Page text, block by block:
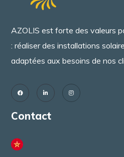
AZOLIS est forte des valeurs
: réaliser des installations
adaptées aux besoins de nos
Contact